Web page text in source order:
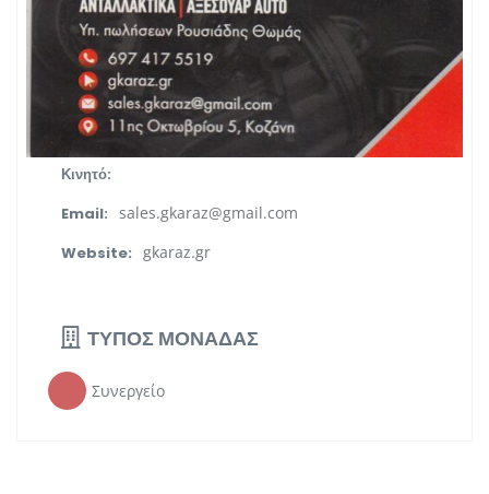
ΠΛΗΡΟΦΟΡΙΕΣ
Διεύθυνση: 11ης Οκτωβρίου 5 Κοζάνη
Περιφέρεια: Δυτική Μακεδονία
Τηλ. Επικοινωνίας: 6974175519
Κινητό:
Email: sales.gkaraz@gmail.com
Website: gkaraz.gr
ΤΥΠΟΣ ΜΟΝΑΔΑΣ
Συνεργείο